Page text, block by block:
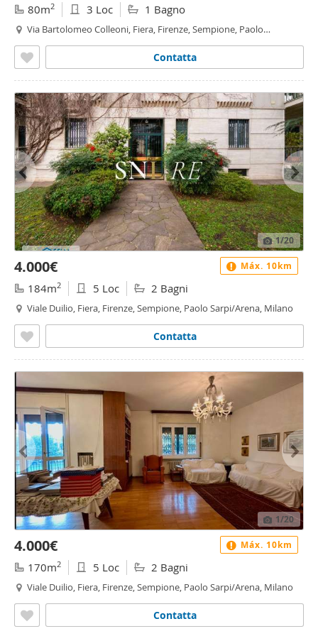
80m2 3 Loc 1 Bagno
Via Bartolomeo Colleoni, Fiera, Firenze, Sempione, Paolo
Contatta
1/20
4.000€
184m2 5 Loc 2 Bagni
Viale Duilio, Fiera, Firenze, Sempione, Paolo Sarpi/Arena, Milano
Contatta
Máx. 10km
1/20
4.000€
170m2 5 Loc 2 Bagni
Viale Duilio, Fiera, Firenze, Sempione, Paolo Sarpi/Arena, Milano
Contatta
Máx. 10km